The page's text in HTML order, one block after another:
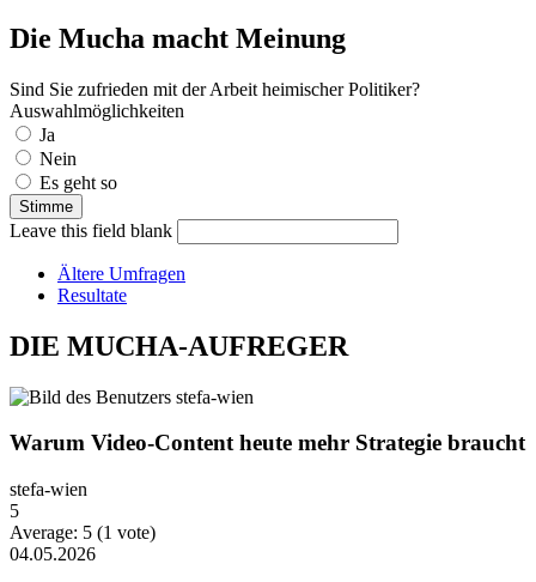
Die Mucha macht Meinung
Sind Sie zufrieden mit der Arbeit heimischer Politiker?
Auswahlmöglichkeiten
Ja
Nein
Es geht so
Leave this field blank
Ältere Umfragen
Resultate
DIE MUCHA-AUFREGER
Warum Video-Content heute mehr Strategie braucht
stefa-wien
5
Average: 5 (1 vote)
04.05.2026